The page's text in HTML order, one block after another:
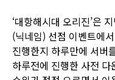
‘대항해시대 오리진’은
(닉네임) 선점 이벤트에
진행한지 하루만에 서버
하루전에 진행한 사전